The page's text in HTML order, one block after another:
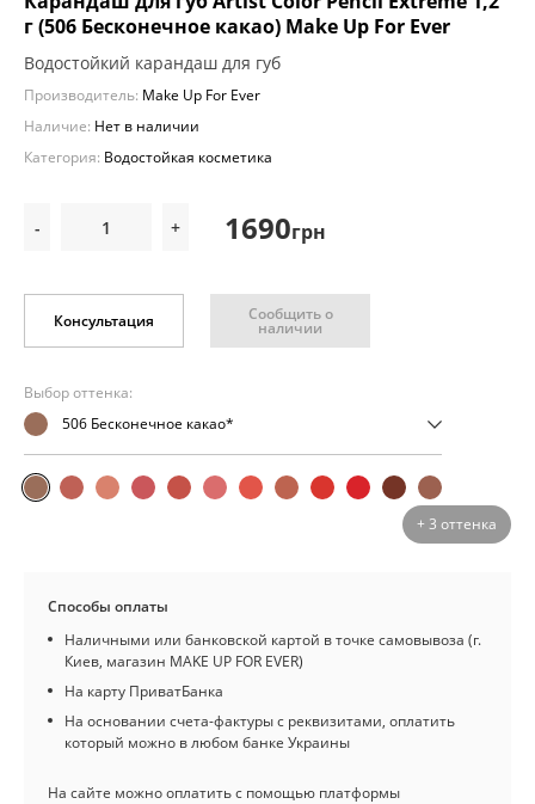
г (506 Бесконечное какао) Make Up For Ever
Водостойкий карандаш для губ
Производитель: Make Up For Ever
Наличие: Нет в наличии
Категория: Водостойкая косметика
- + 1690грн
Консультация Сообщить о
наличии
Выбор оттенка:
506 Бесконечное какао*
+ 3 оттенка
Способы оплаты
Наличными или банковской картой в точке самовывоза (г.
Киев, магазин MAKE UP FOR EVER)
На карту ПриватБанка
На основании счета-фактуры с реквизитами, оплатить
который можно в любом банке Украины
На сайте можно оплатить с помощью платформы